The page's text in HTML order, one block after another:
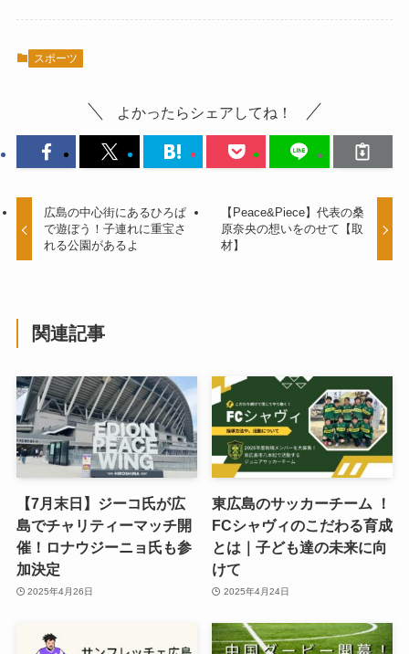
スポーツ
よかったらシェアしてね！
広島の中心街にあるひろぱ
で遊ぼう！子連れに重宝さ
れる公園があるよ
【Peace&Piece】代表の桑
原奈央の想いをのせて【取
材】
関連記事
【7月末日】ジーコ氏が広
島でチャリティーマッチ開
催！ロナウジーニョ氏も参
加決定
2025年4月26日
東広島のサッカーチーム ！
FCシャヴィのこだわる育成
とは｜子ども達の未来に向
けて
2025年4月24日